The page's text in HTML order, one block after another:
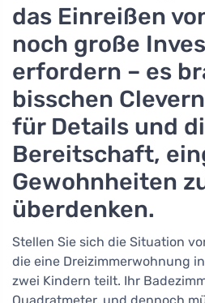
das Einreißen
noch große
erfordern – es
bisschen
für Details und
Bereitschaft,
Gewohnheiten
überdenken.
Stellen Sie sich die Situation
die eine Dreizimmerwohnung
zwei Kindern teilt. Ihr